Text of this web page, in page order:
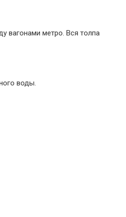
вагонами метро. Вся толпа
воды.